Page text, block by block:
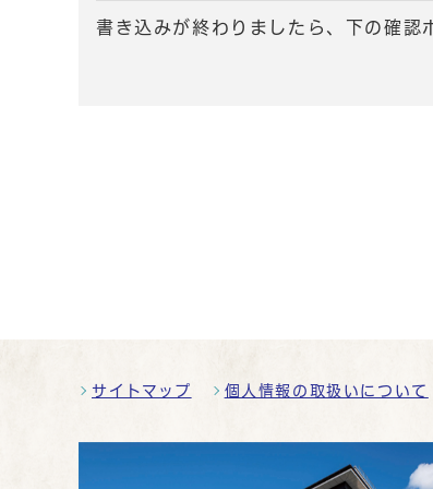
書き込みが終わりましたら、下の確認
サイトマップ 個人情報の取扱いについて